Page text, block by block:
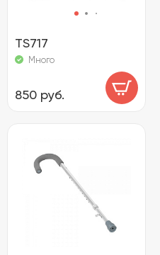
TS717
Много
850 руб.